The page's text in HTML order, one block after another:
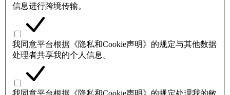
信息进行跨境传输。
我同意平台根据《隐私和Cookie声明》的规定与其他数据
处理者共享我的个人信息。
我同意平台根据《隐私和Cookie声明》的规定处理我的敏